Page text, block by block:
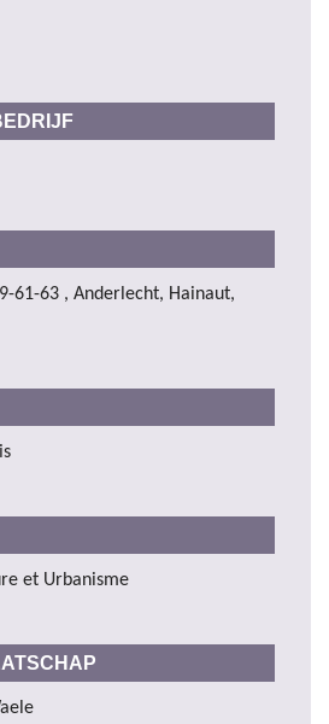
61-63 , Anderlecht, Hainaut,
et Urbanisme